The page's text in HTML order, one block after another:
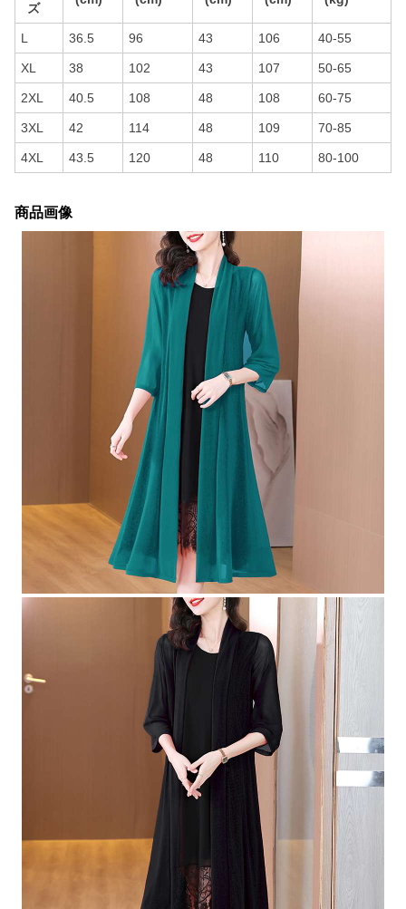
ズ
L 36.5 96 43 106 40-55
XL 38 102 43 107 50-65
2XL 40.5 108 48 108 60-75
3XL 42 114 48 109 70-85
4XL 43.5 120 48 110 80-100
商品画像